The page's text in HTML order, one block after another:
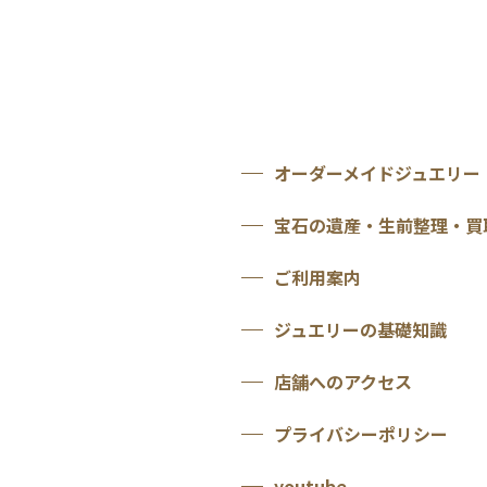
オーダーメイドジュエリー
宝石の遺産・生前整理・
ご利用案内
ジュエリーの基礎知識
店舗へのアクセス
プライバシーポリシー